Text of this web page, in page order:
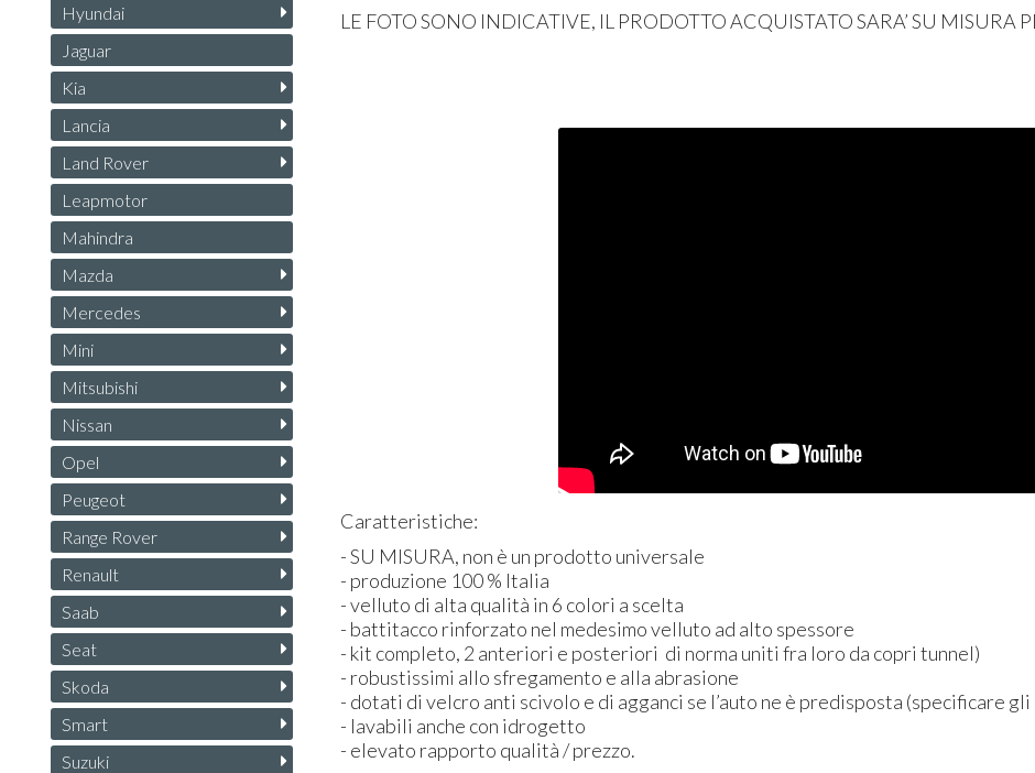
LE FOTOSONO INDICATIVE, IL PRODOTTOACQUISTATOSARA’ SU MISURA
Caratteristiche:
- SU MISURA, non è un prodotto universale
- produzione 100 % Italia
- velluto di alta qualità in 6 colori a scelta
- battitacco rinforzato nel medesimo velluto ad alto spessore
- kit completo, 2 anteriori e posteriori di norma uniti fra loro da copri tunnel)
- robustissimi allo sfregamento e alla abrasione
- dotati di velcro anti scivolo e di agganci se l’auto ne è predisposta (specificare gli
- lavabili anche con idrogetto
- elevato rapporto qualità / prezzo.
Hyundai
Jaguar
Kia
Lancia
Land Rover
Leapmotor
Mahindra
Mazda
Mercedes
Mini
Mitsubishi
Nissan
Opel
Peugeot
Range Rover
Renault
Saab
Seat
Skoda
Smart
Suzuki